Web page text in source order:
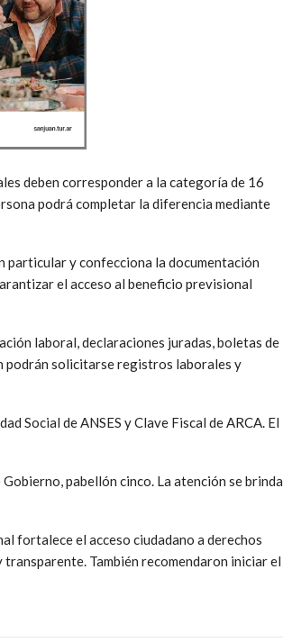
deben corresponder a la categoría de 16
podrá completar la diferencia mediante
particular y confecciona la documentación
el acceso al beneficio previsional
laboral, declaraciones juradas, boletas de
podrán solicitarse registros laborales y
Social de ANSES y Clave Fiscal de ARCA. El
pabellón cinco. La atención se brinda
fortalece el acceso ciudadano a derechos
También recomendaron iniciar el